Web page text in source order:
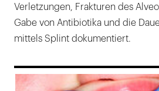
Verletzungen, Frakturen des
Gabe von Antibiotika und die
mittels Splint dokumentiert.
169